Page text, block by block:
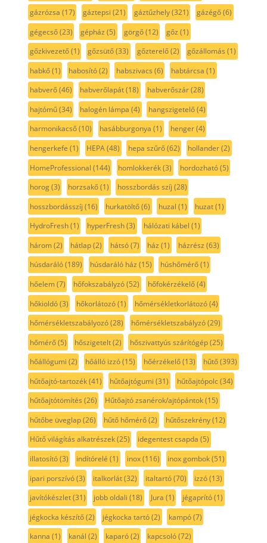
gázrózsa (17) gáztepsi (21) gáztűzhely(321) gázégő(6)
gégecső(23) gépház (5) görgő(12) gőz (1)
gőzkivezető(1) gőzsütő(33) gőzterelő(2) gőzállomás (1)
habkő(1) habosító(2) habszivacs (6) habtárcsa (1)
habverő(46) habverőlapát(18) habverőszár(28)
hajtómű(34) halogén lámpa (4) hangszigetelő(4)
harmonikacső(10) hasábburgonya (1) henger(4)
hengerkefe (1) HEPA(48) hepa szűrő(62) hollander(2)
HomeProfessional (144) homlokkerék(3) hordozható(5)
horog(3) horzsakő(1) hosszbordás szíj (28)
hosszbordásszíj (16) hurkatöltő(6) huzal (1) huzat(1)
HydroFresh(1) hyperFresh(3) hálózati kábel (1)
három(2) hátlap(2) hátsó(7) ház (1) házrész (63)
húsdaráló(189) húsdaráló ház (15) húshőmérő(1)
hőelem(7) hőfokszabályzó(52) hőfokérzékelő(4)
hőkioldó(3) hőkorlátozó(1) hőmérsékletkorlátozó(4)
hőmérsékletszabályozó(28) hőmérsékletszabályzó(29)
hőmérő(5) hőszigetelt(2) hőszivattyús szárítógép(25)
hőállógumi (2) hőálló izzó(15) hőérzékelő(13) hűtő(393)
hűtőajtó-tartozék(41) hűtőajtógumi (31) hűtőajtópolc(34)
hűtőajtótömítés (26) Hűtőajtó zsanérok/ajtópántok(15)
hűtőbe üveglap(26) hűtő hőmérő(2) hűtőszekrény(12)
Hűtő világítás alkatrészek(25) idegentest csapda (5)
illatosító(3) indítórelé (1) inox(116) inox gombok(51)
ipari porszívó(3) italkorlát(32) italtartó(70) izzó(13)
javítókészlet(31) jobb oldali (18) Jura (1) jégaprító(1)
jégkocka készítő(2) jégkocka tartó(2) kampó(7)
kanna (1) kanál (2) kaparó(2) kapcsoló(72)